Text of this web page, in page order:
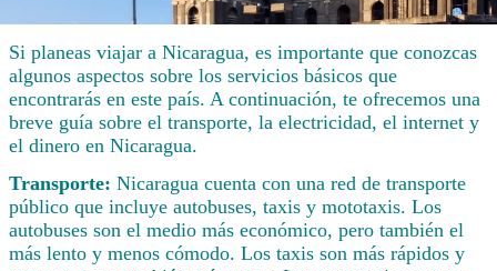
Si planeas viajar a Nicaragua, es importante que conozcas
algunos aspectos sobre los servicios básicos que
encontrarás en este país. A continuación, te ofrecemos una
breve guía sobre el transporte, la electricidad, el internet y
el dinero en Nicaragua.
Transporte: Nicaragua cuenta con una red de transporte
público que incluye autobuses, taxis y mototaxis. Los
autobuses son el medio más económico, pero también el
más lento y menos cómodo. Los taxis son más rápidos y